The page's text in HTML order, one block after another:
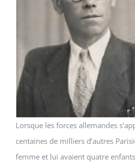
Lorsque les forces allemandes
centaines de milliers d’autres
femme et lui avaient quatre